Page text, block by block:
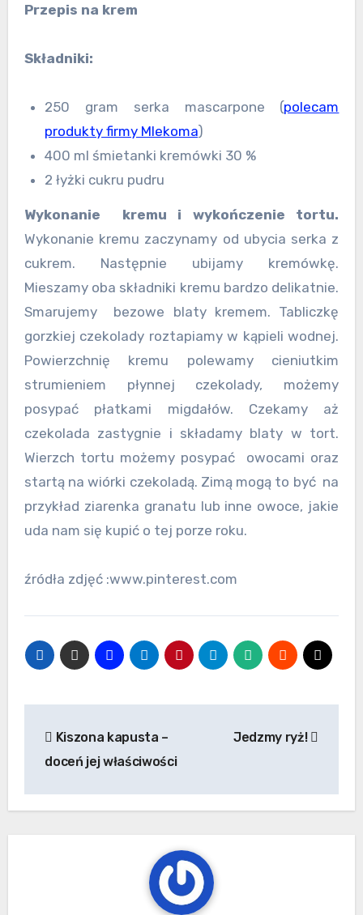
Przepis na krem
Składniki:
250 gram serka mascarpone (polecam
produkty firmy Mlekoma)
400 ml śmietanki kremówki 30 %
2 łyżki cukru pudru
Wykonanie kremu i wykończenie tortu.
Wykonanie kremu zaczynamy od ubycia serka z
cukrem. Następnie ubijamy kremówkę.
Mieszamy oba składniki kremu bardzo delikatnie.
Smarujemy bezowe blaty kremem. Tabliczkę
gorzkiej czekolady roztapiamy w kąpieli wodnej.
Powierzchnię kremu polewamy cieniutkim
strumieniem płynnej czekolady, możemy
posypać płatkami migdałów. Czekamy aż
czekolada zastygnie i składamy blaty w tort.
Wierzch tortu możemy posypać owocami oraz
startą na wiórki czekoladą. Zimą mogą to być na
przykład ziarenka granatu lub inne owoce, jakie
uda nam się kupić o tej porze roku.
źródła zdjęć :www.pinterest.com
wpisu
Kiszona kapusta –
doceń jej właściwości
Jedzmy ryż!